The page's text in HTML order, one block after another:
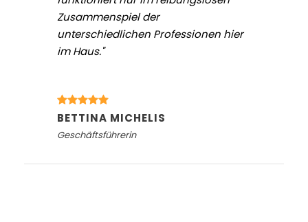
Zusammenspiel der
unterschiedlichen Professionen hier
im Haus."
BETTINA MICHELIS
Geschäftsführerin